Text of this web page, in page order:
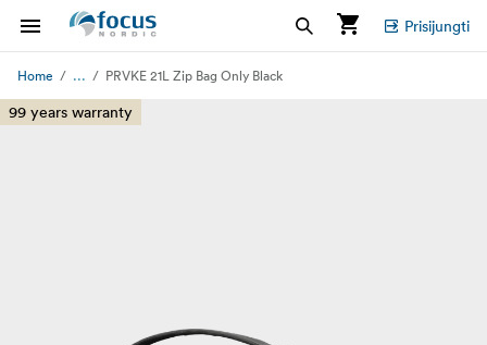
Prisijungti
Home ... PRVKE 21L Zip Bag Only Black
99 years warranty